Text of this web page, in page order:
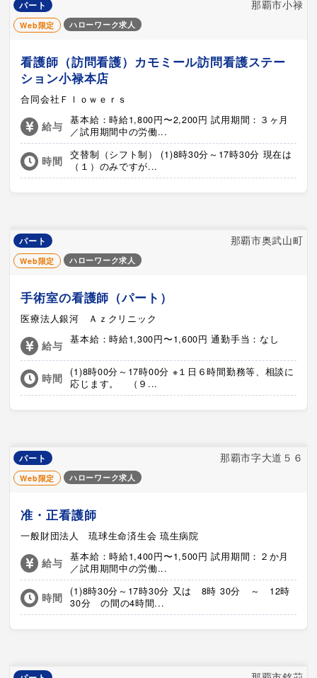
パート 那覇市小禄
Web限定 ハローワーク求人
看護師（訪問看護）カモミール訪問看護ステー
ション小禄本店
合同会社Ｆｌｏｗｅｒｓ
給与
基本給：時給1,800円〜2,200円 試用期間：３ヶ月
／試用期間中の労働...
時間
交替制（シフト制） (1)8時30分～17時30分 現在は
（１）のみですが...
パート 那覇市奥武山町
Web限定 ハローワーク求人
手術室の看護師（パート）
医療法人銀河 Ａｚクリニック
給与 基本給：時給1,300円〜1,600円 通勤手当：なし
時間
(1)8時00分～17時00分 ※１日６時間勤務等、相談に
応じます。 （９...
パート 那覇市字大道５６
Web限定 ハローワーク求人
准・正看護師
一般財団法人 琉球生命済生会 琉生病院
給与
基本給：時給1,400円〜1,500円 試用期間：２か月
／試用期間中の労働...
時間
(1)8時30分～17時30分 又は 8時 30分 ～ 12時
30分 の間の4時間...